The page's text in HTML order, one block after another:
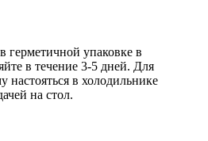
герметичной упаковке в
в течение 3-5 дней. Для
настояться в холодильнике
на стол.